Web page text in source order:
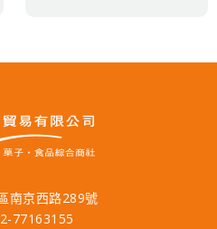
南京西路289號
77163155